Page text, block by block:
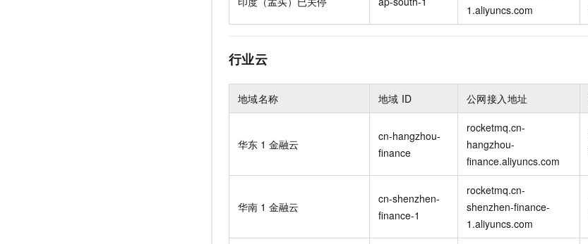
1.aliyuncs.com
行业云
地域名称 地域 ID 公网接入地址
华东 1 金融云
cn-hangzhou-
finance
rocketmq.cn-
hangzhou-
finance.aliyuncs.com
华南 1 金融云
cn-shenzhen-
finance-1
rocketmq.cn-
shenzhen-finance-
1.aliyuncs.com